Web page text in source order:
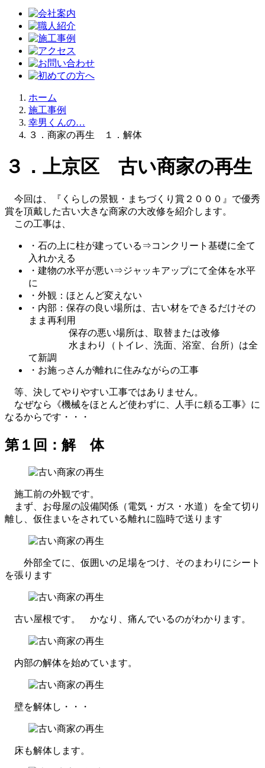
ホーム
施工事例
幸男くんの…
３．商家の再生 １．解体
３．上京区 古い商家の再生
今回は、『くらしの景観・まちづくり賞２０００』で優秀
賞を頂戴した古い大きな商家の大改修を紹介します。
この工事は、
・石の上に柱が建っている⇒コンクリート基礎に全て
入れかえる
・建物の水平が悪い⇒ジャッキアップにて全体を水平
に
・外観：ほとんど変えない
・内部：保存の良い場所は、古い材をできるだけその
まま再利用
保存の悪い場所は、取替または改修
水まわり（トイレ、洗面、浴室、台所）は全
て新調
・お施っさんが離れに住みながらの工事
等、決してやりやすい工事ではありません。
なぜなら《機械をほとんど使わずに、人手に頼る工事》に
なるからです・・・
第１回：解 体
施工前の外観です。
まず、お母屋の設備関係（電気・ガス・水道）を全て切り
離し、仮住まいをされている離れに臨時で送ります
外部全てに、仮囲いの足場をつけ、そのまわりにシート
を張ります
古い屋根です。 かなり、痛んでいるのがわかります。
内部の解体を始めています。
壁を解体し・・・
床も解体します。